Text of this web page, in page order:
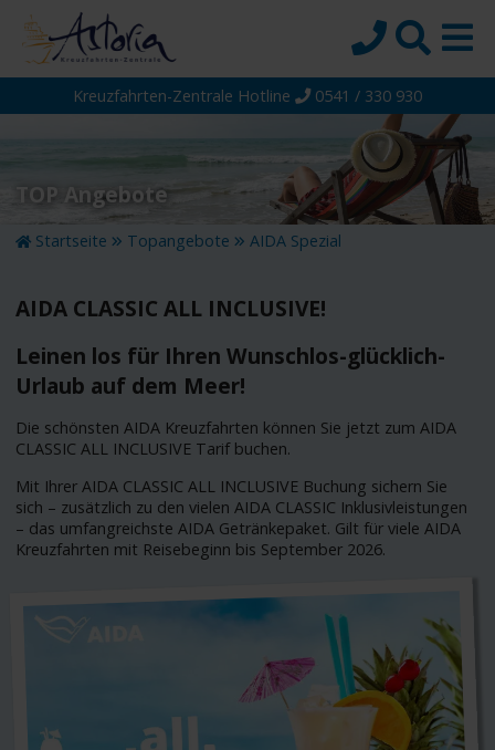
Startseite
Themen
Schiffe
Über uns
Wissen
Suche
Kreuzfahrten-Zentrale Hotline 0541 / 330 930
TOP Angebote
Startseite Topangebote AIDA Spezial
AIDA CLASSIC ALL INCLUSIVE!
Leinen los für Ihren Wunschlos-glücklich-
Urlaub auf dem Meer!
Die schönsten AIDA Kreuzfahrten können Sie jetzt zum AIDA
CLASSIC ALL INCLUSIVE Tarif buchen.
Mit Ihrer AIDA CLASSIC ALL INCLUSIVE Buchung sichern Sie
sich – zusätzlich zu den vielen AIDA CLASSIC Inklusivleistungen
– das umfangreichste AIDA Getränkepaket. Gilt für viele AIDA
Kreuzfahrten mit Reisebeginn bis September 2026.